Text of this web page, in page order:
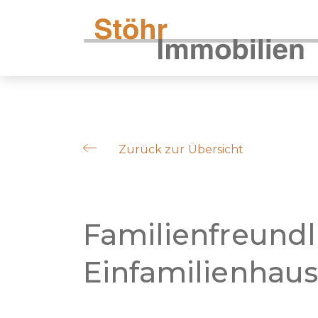
Zurück zur Übersicht
Einfamilienhaus